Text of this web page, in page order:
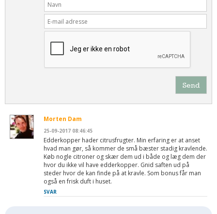
Send
Morten Dam
25-09-2017 08:46:45
Edderkopper hader citrusfrugter. Min erfaring er at anset
hvad man gør, så kommer de små bæster stadig kravlende.
Køb nogle citroner og skær dem ud i både og læg dem der
hvor du ikke vil have edderkopper. Gnid saften ud på
steder hvor de kan finde på at kravle. Som bonus får man
også en frisk duft i huset.
SVAR